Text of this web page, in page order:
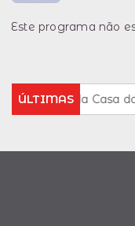
Este programa não
ÚLTIMAS
da rádio da Casa